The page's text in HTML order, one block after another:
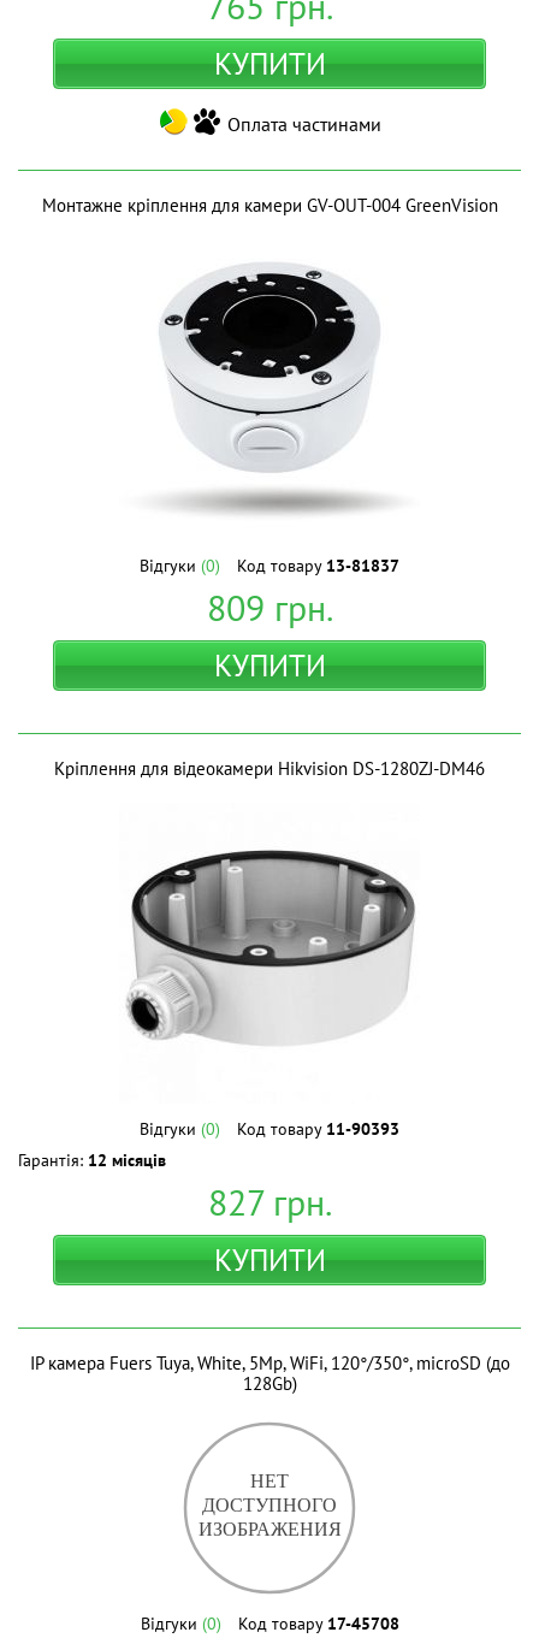
КУПИТИ
Оплата частинами
Монтажне кріплення для камери GV-OUT-004 GreenVision
Відгуки (0) Код товару 13-81837
809 грн.
КУПИТИ
Кріплення для відеокамери Hikvision DS-1280ZJ-DM46
Відгуки (0) Код товару 11-90393
Гарантія: 12 місяців
827грн.
КУПИТИ
IP камера Fuers Tuya, White, 5Mp, WiFi, 120°/350°, microSD (до
128Gb)
Відгуки (0) Код товару 17-45708